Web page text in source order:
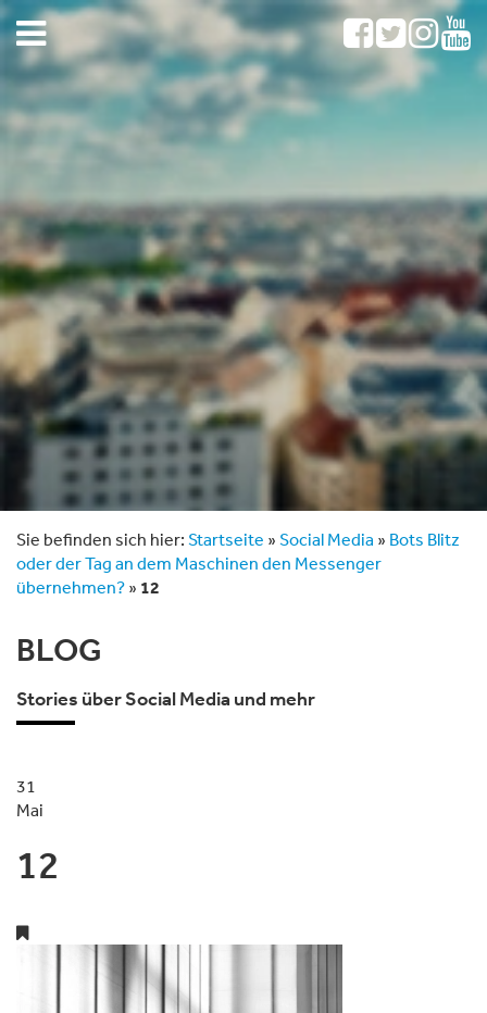
Sie befinden sich hier: Startseite » Social Media » Bots Blitz
oder der Tag an dem Maschinen den Messenger
übernehmen? » 12
BLOG
Stories über Social Media und mehr
31
Mai
12